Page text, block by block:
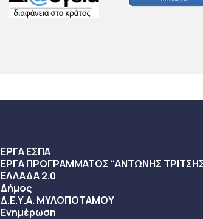
ΕΡΓΑ ΕΣΠΑ
ΕΡΓΑ ΠΡΟΓΡΑΜΜΑΤΟΣ “ΑΝΤΩΝΗΣ
ΕΛΛΑΔΑ 2.0
Δήμος
Δ.Ε.Υ.Α. ΜΥΛΟΠΟΤΑΜΟΥ
Ενημέρωση